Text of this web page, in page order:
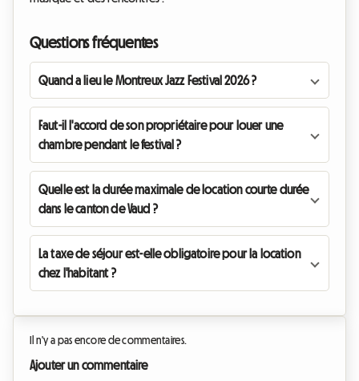
Questions fréquentes
Quand a lieu le Montreux Jazz Festival 2026 ?
Faut-il l'accord de son propriétaire pour louer une
chambre pendant le festival ?
Quelle est la durée maximale de location courte durée
dans le canton de Vaud ?
La taxe de séjour est-elle obligatoire pour la location
chez l'habitant ?
Il n'y a pas encore de commentaires.
Ajouter un commentaire